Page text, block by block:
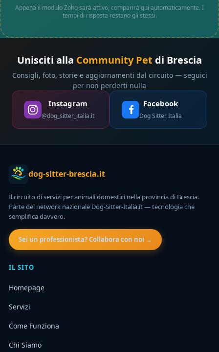
Appena il modulo Zoho sarà attivo, comparirà qui automaticamente. I
tempi di risposta restano gli stessi.
Unisciti alla Community Pet di Brescia
Consigli, foto, storie e aggiornamenti dal circuito — seguici
per non perderti nulla
Instagram
@dog_sitter_italia.it
Facebook
Dog Sitter Italia
dog-sitter-brescia.it
Il circuito di servizi per animali domestici nella provincia di Brescia.
Parte del network nazionale Dog-Sitter-Italia.it — tecnologia che
semplifica davvero.
Sei un professionista? Collabora con noi →
IL SITO
Homepage
Servizi
Come Funziona
Chi Siamo